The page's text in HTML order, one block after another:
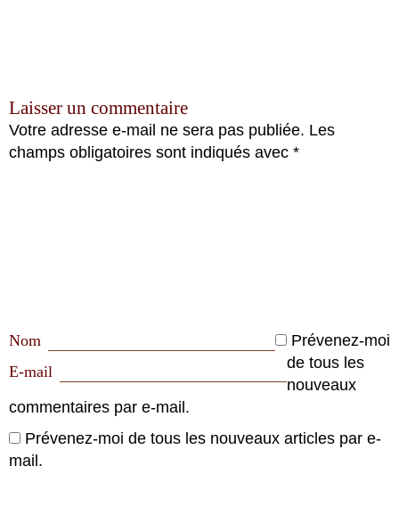
Laisser un commentaire
Votre adresse e-mail ne sera pas publiée. Les
champs obligatoires sont indiqués avec *
Nom
E-mail
Prévenez-moi
de tous les
nouveaux
commentaires par e-mail.
Prévenez-moi de tous les nouveaux articles par e-
mail.